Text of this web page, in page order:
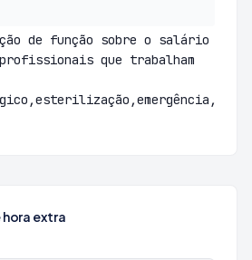
de função sobre o salário
que trabalham
extra